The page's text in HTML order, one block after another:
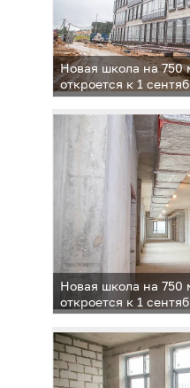
Новая школа на 750
откроется к 1
Новая школа на 750
откроется к 1